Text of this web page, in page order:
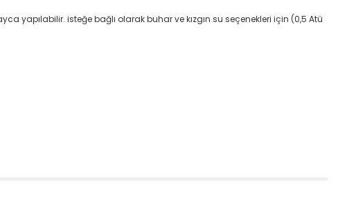
yapılabilir. isteğe bağlı olarak buhar ve kızgın su seçenekleri için (0,5 Atü